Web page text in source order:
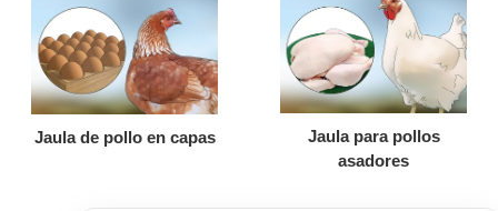
Jaula de pollo en capas
Jaula para pollos
asadores